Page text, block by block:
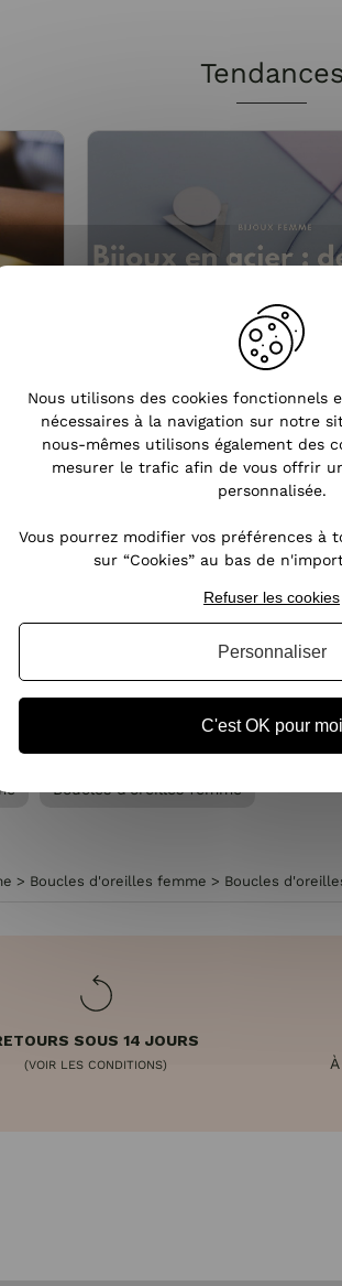
Tendances
ont
soin,
pour
des
Pourquoi choisir les
acier ?
Les bijoux fantaisie font
notamment prisé pour la
bijoux féminins. Ce métal
atouts indéniables permettant
perdurer dans le temps.
atouts de ces bijoux en
VOIR L'ARTICLE
Boucles d'oreilles femme
> Boucles d'oreilles femme > Boucles
SOUS 14 JOURS
(VOIR LES CONDITIONS)
Nous utilisons des cookies fonctionnels
nécessaires à la navigation sur notre
nous-mêmes utilisons également des
mesurer le trafic afin de vous offrir
personnalisée.
Vous pourrez modifier vos préférences à
sur “Cookies” au bas de
C'est OK pour moi
Refuser les cookies
Personnaliser